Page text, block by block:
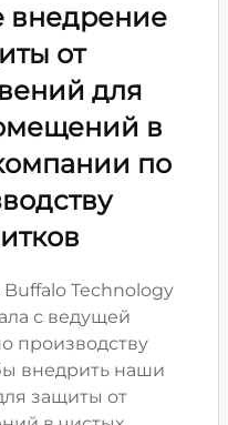
внедрение
от
для
в
по
Technology
с ведущей
производству
внедрить наши
защиты от